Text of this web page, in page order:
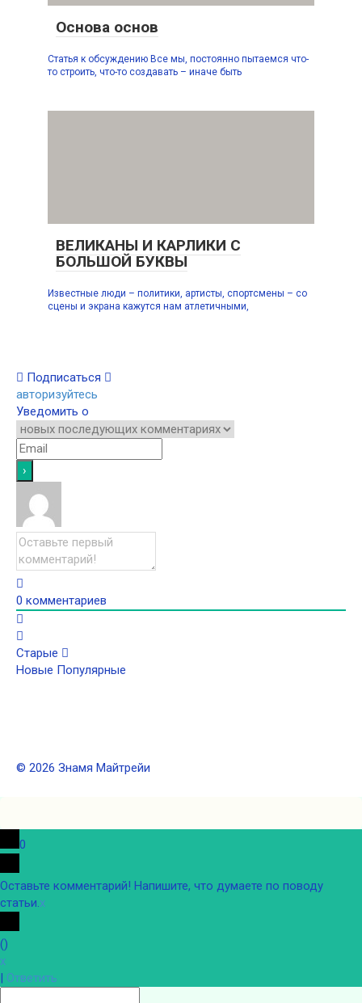
Основа основ
Статья к обсуждению Все мы, постоянно пытаемся что-
то строить, что-то создавать – иначе быть
ВЕЛИКАНЫ И КАРЛИКИ С
БОЛЬШОЙ БУКВЫ
Известные люди – политики, артисты, спортсмены – со
сцены и экрана кажутся нам атлетичными,
Подписаться
авторизуйтесь
Уведомить о
0 комментариев
Старые
Новые Популярные
© 2026 Знамя Майтрейи
0
Оставьте комментарий! Напишите, что думаете по поводу
статьи.x
()
x
| Ответить